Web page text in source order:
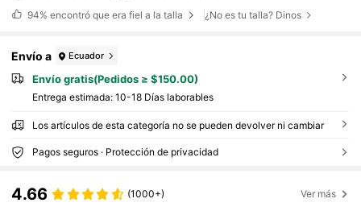
94% encontró que era fiel a la talla ¿No es tu talla? Dinos
Envío a Ecuador
Envío gratis(Pedidos ≥ $150.00)
Entrega estimada: 10-18 Días laborables
Los artículos de esta categoría no se pueden devolver ni cambiar
Pagos seguros · Protección de privacidad
4.66 (1000+) Ver más